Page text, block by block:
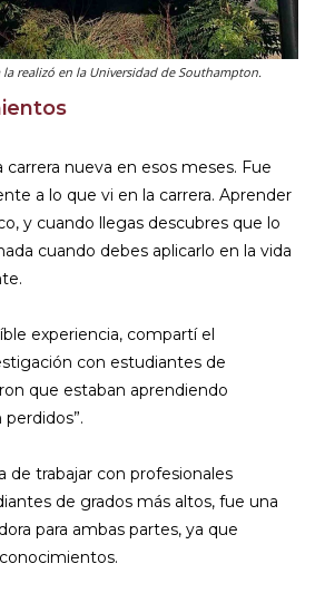
realizó en la Universidad de Southampton.
nueva en esos meses. Fue
a lo que vi en la carrera. Aprender
y cuando llegas descubres que lo
cuando debes aplicarlo en la vida
experiencia, compartí el
con estudiantes de
que estaban aprendiendo
de trabajar con profesionales
de grados más altos, fue una
para ambas partes, ya que